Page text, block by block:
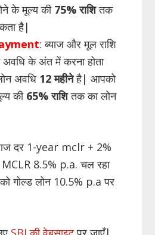
के मूल्य की 75% राशितक
है|
: ब्याज और मूल राशि
अवधि के अंत में करना होता
अवधि 12 महीनेहै| आपको
की 65% राशितक का लोन
दर 1-year mclr + 2%
8.5% p.a. चल रहा
गोल्ड लोन 10.5% p.a पर